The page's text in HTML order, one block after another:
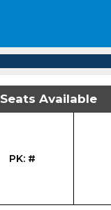
Seats Available
PK: #